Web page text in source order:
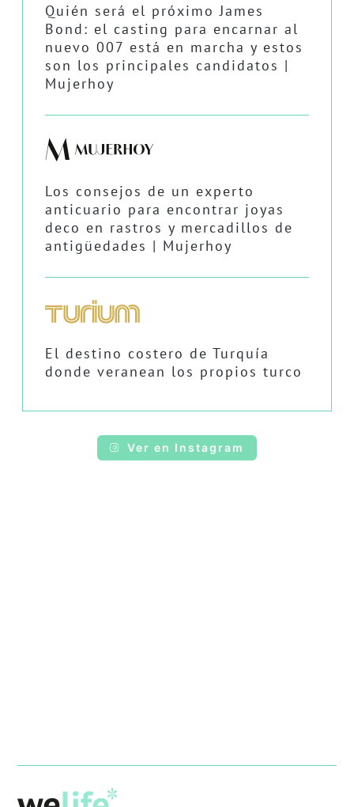
Quién será el próximo James
Bond: el casting para encarnar al
nuevo 007 está en marcha y estos
son los principales candidatos |
Mujerhoy
Los consejos de un experto
anticuario para encontrar joyas
deco en rastros y mercadillos de
antigüedades | Mujerhoy
El destino costero de Turquía
donde veranean los propios turco
Ver en Instagram